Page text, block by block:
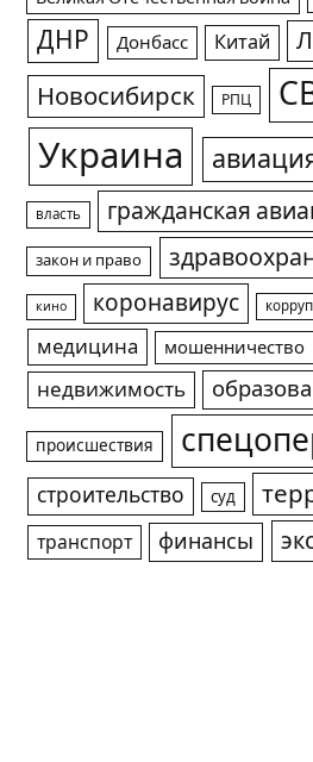
ДНР Донбасс Китай
Новосибирск РПЦ
Украина
власть гражданская
закон и право
кино коронавирус
медицина
мошенничество
недвижимость
происшествия
строительство суд
транспорт финансы